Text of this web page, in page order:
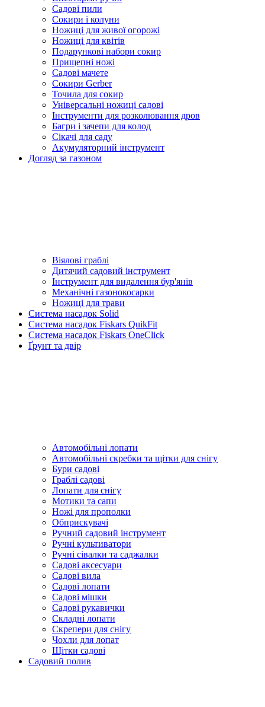
Садові пили
Сокири і колуни
Ножиці для живої огорожі
Ножиці для квітів
Подарункові набори сокир
Прищепні ножі
Садові мачете
Сокири Gerber
Точила для сокир
Універсальні ножиці садові
Інструменти для розколювання дров
Багри і зачепи для колод
Сікачі для саду
Акумуляторний інструмент
Догляд за газоном
Віялові граблі
Дитячий садовий інструмент
Інструмент для видалення бур'янів
Механічні газонокосарки
Ножиці для трави
Система насадок Solid
Система насадок Fiskars QuikFit
Система насадок Fiskars OneClick
Ґрунт та двір
Автомобільні лопати
Автомобільні скребки та щітки для снігу
Бури садові
Граблі садові
Лопати для снігу
Мотики та сапи
Ножі для прополки
Обприскувачі
Ручний садовий інструмент
Ручні культиватори
Ручні сівалки та саджалки
Садові аксесуари
Садові вила
Садові лопати
Садові мішки
Садові рукавички
Складні лопати
Скрепери для снігу
Чохли для лопат
Щітки садові
Садовий полив